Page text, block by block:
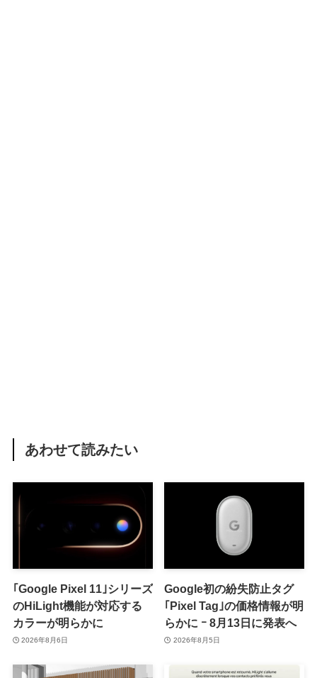
あわせて読みたい
｢Google Pixel 11｣シリーズ
のHiLight機能が対応する
カラーが明らかに
2026年8月6日
Google初の紛失防止タグ
｢Pixel Tag｣の価格情報が明
らかに ｰ 8月13日に発表へ
2026年8月5日